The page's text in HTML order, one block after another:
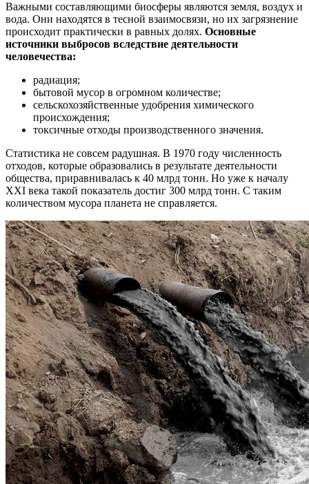
Важными составляющими биосферы являются земля, воздух и
вода. Они находятся в тесной взаимосвязи, но их загрязнение
происходит практически в равных долях. Основные
источники выбросов вследствие деятельности
человечества:
радиация;
бытовой мусор в огромном количестве;
сельскохозяйственные удобрения химического
происхождения;
токсичные отходы производственного значения.
Статистика не совсем радушная. В 1970 году численность
отходов, которые образовались в результате деятельности
общества, приравнивалась к 40 млрд тонн. Но уже к началу
XXI века такой показатель достиг 300 млрд тонн. С таким
количеством мусора планета не справляется.